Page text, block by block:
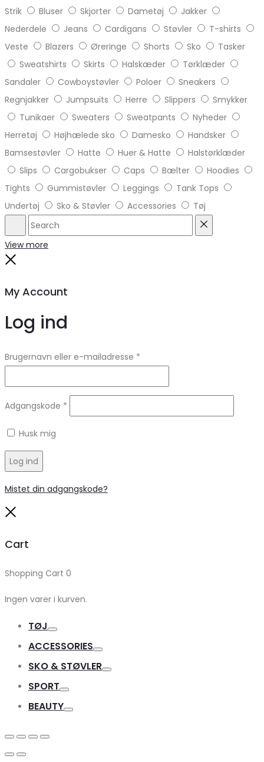
Strik
Bluser Skjorter Dametøj
Jakker
Nederdele
Jeans Cardigans Støvler
T-shirts
Veste
Blazers Øreringe Shorts Sko
Tasker
Sweatshirts
Skirts Halskæder
Tørklæder
Sandaler
Cowboystøvler Poloer
Sneakers
Regnjakker
Jumpsuits Herre Slippers
Smykker
Tunikaer
Sweaters Sweatpants
Nyheder
Herretøj
Højhælede sko Damesko
Handsker
Bamsestøvler
Hatte Huer & Hatte
Halstørklæder
Slips
Cargobukser Caps Bælter
Hoodies
Tights
Gummistøvler Leggings
Tank Tops
Undertøj
Sko & Støvler Accessories Tøj
Search
View more
My Account
Log ind
Brugernavn eller e-mailadresse *
Adgangskode *
Husk mig
Log ind
Mistet din adgangskode?
Cart
Shopping Cart 0
Ingen varer i kurven.
TØJ
ACCESSORIES
SKO & STØVLER
SPORT
BEAUTY